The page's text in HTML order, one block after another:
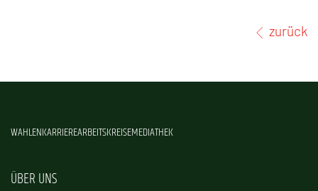
zurück
WAHLENKARRIEREARBEITSKREISEMEDIATHEK
ÜBER UNS